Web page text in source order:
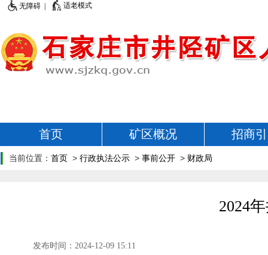
无障碍 | 适老模式
首页 矿区概况 招商
当前位置： 首页 > 行政执法公示 > 事前公开 > 财政局
2024
发布时间：2024-12-09 15:11